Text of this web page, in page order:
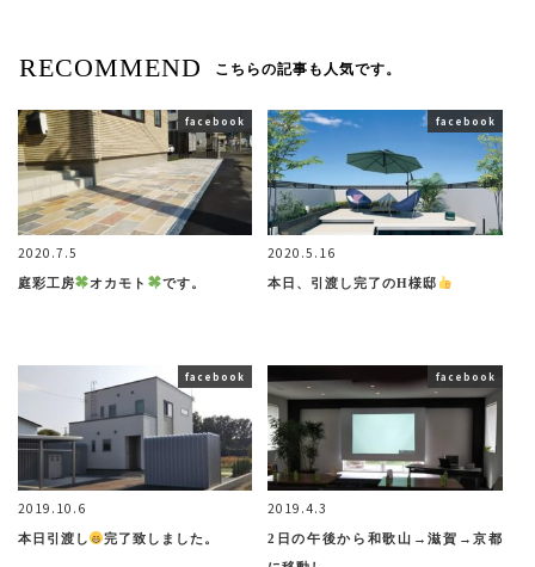
RECOMMEND こちらの記事も人気です。
facebook
2020.7.5
庭彩工房 オカモト です。
facebook
2020.5.16
本日、引渡し完了のH様邸
facebook
2019.10.6
本日引渡し 完了致しました。
facebook
2019.4.3
2日の午後から和歌山→滋賀→京都